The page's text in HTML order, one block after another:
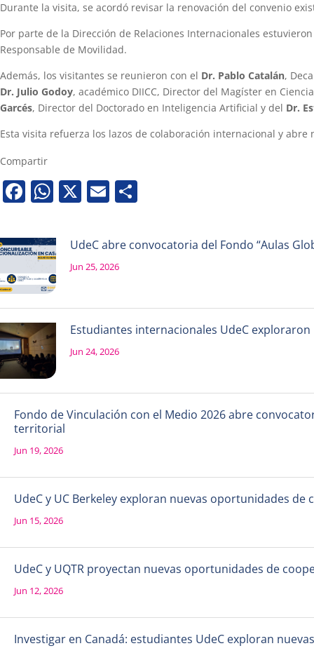
Durante la visita, se acordó revisar la renovación del convenio
Por parte de la Dirección de Relaciones Internacionales
Responsable de Movilidad.
Además, los visitantes se reunieron con el Dr. Pablo Catalán,
Dr. Julio Godoy, académico DIICC, Director del Magíster en
Garcés, Director del Doctorado en Inteligencia Artificial y del Dr.
Esta visita refuerza los lazos de colaboración internacional y
Compartir
Facebook
WhatsApp
X Email
UdeC abre convocatoria del Fondo “Aulas
Jun 25, 2026
Estudiantes internacionales UdeC
Jun 24, 2026
Fondo de Vinculación con el Medio 2026 abre
territorial
Jun 19, 2026
UdeC y UC Berkeley exploran nuevas oportunidades de
Jun 15, 2026
UdeC y UQTR proyectan nuevas oportunidades de
Jun 12, 2026
Investigar en Canadá: estudiantes UdeC exploran